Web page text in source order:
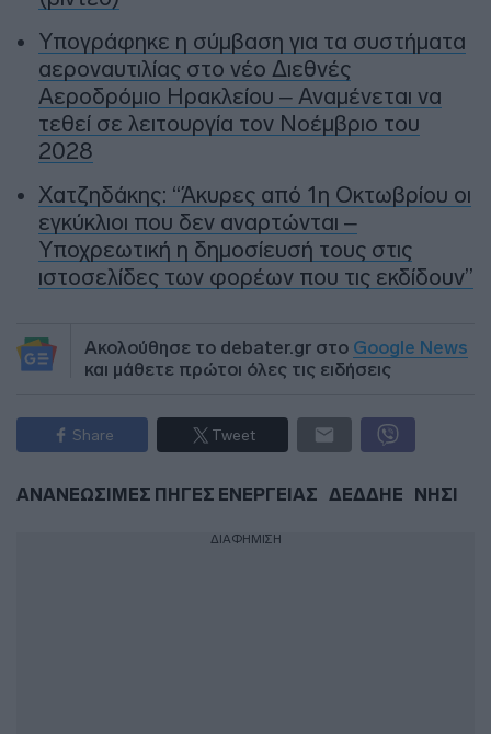
Υπογράφηκε η σύμβαση για τα συστήματα
αεροναυτιλίας στο νέο Διεθνές
Αεροδρόμιο Ηρακλείου – Αναμένεται να
τεθεί σε λειτουργία τον Νοέμβριο του
2028
Χατζηδάκης: “Άκυρες από 1η Οκτωβρίου οι
εγκύκλιοι που δεν αναρτώνται –
Υποχρεωτική η δημοσίευσή τους στις
ιστοσελίδες των φορέων που τις εκδίδουν”
Ακολούθησε το debater.gr στο Google News
και μάθετε πρώτοι όλες τις ειδήσεις
Share Tweet
ΑΝΑΝΕΩΣΙΜΕΣ ΠΗΓΕΣ ΕΝΕΡΓΕΙΑΣ ΔΕΔΔΗΕ ΝΗΣΙ
ΔΙΑΦΗΜΙΣΗ